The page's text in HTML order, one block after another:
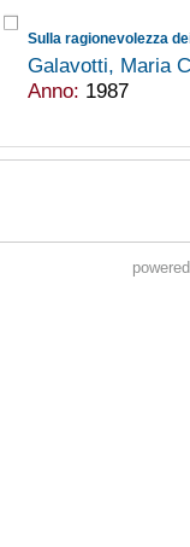
Sulla ragionevolezza
Galavotti, Maria
Anno: 1987